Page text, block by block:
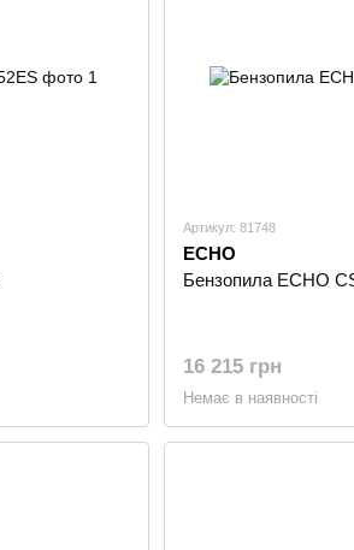
Слід зазначити, що ECHO
Що приваблювало жінок і людей
Артикул: 81748
ECHO
Бензопила ECHO
16 215 грн
Немає в наявності